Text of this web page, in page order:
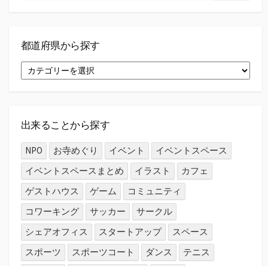
都道府県から探す
道
ら
す
出来ることから探す
NPO お寺めぐり イベント
イベントスペース
イベントスペースまとめ
イラスト
カフェ
ゲストハウス
ゲーム
コミュニティ
コワーキング
サッカー
サークル
シェアオフィス
スタートアップ
スペース
スポーツ
スポーツコート ダンス
テニス